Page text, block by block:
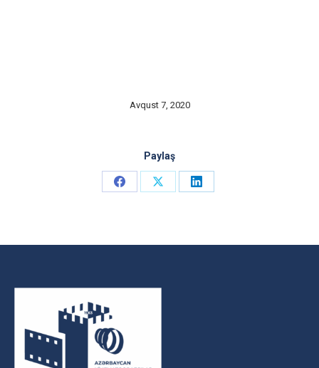
Avqust 7, 2020
Paylaş
Share
Share
Share